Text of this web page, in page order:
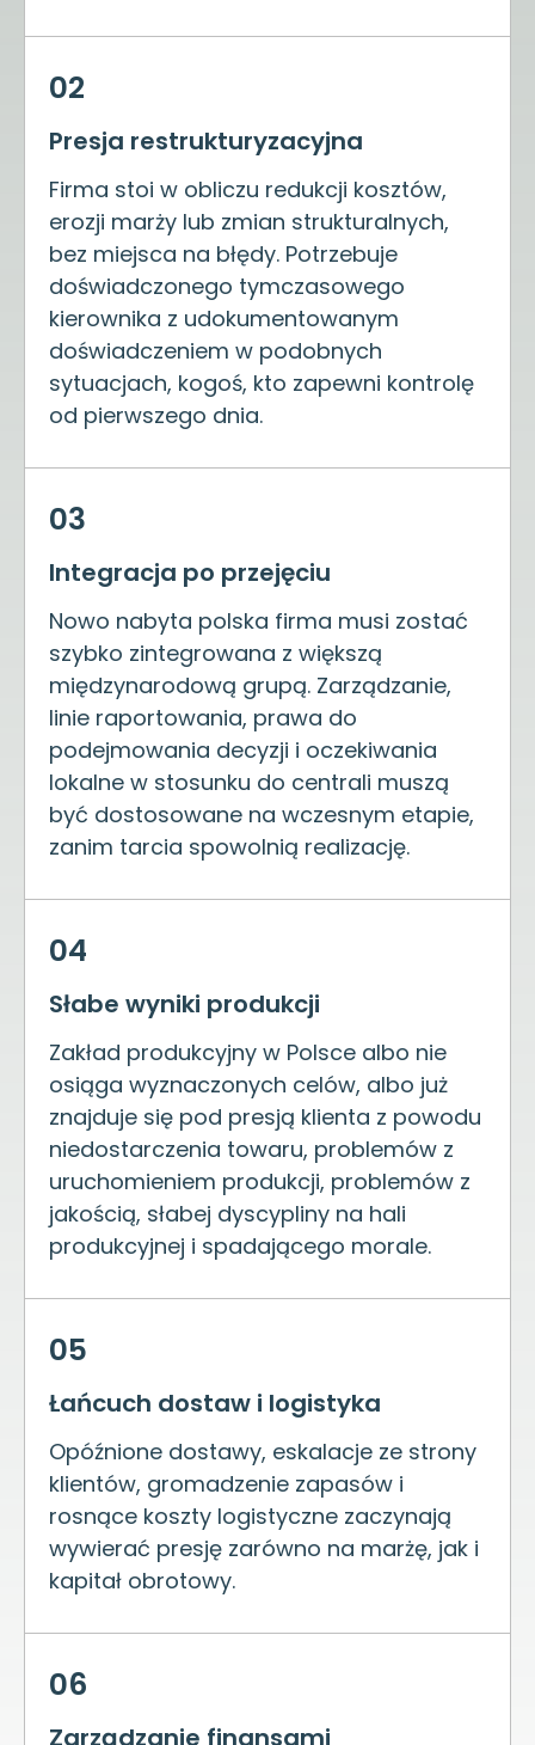
02
Presja restrukturyzacyjna
Firma stoi w obliczu redukcji kosztów,
erozji marży lub zmian strukturalnych,
bez miejsca na błędy. Potrzebuje
doświadczonego tymczasowego
kierownika z udokumentowanym
doświadczeniem w podobnych
sytuacjach, kogoś, kto zapewni kontrolę
od pierwszego dnia.
03
Integracja po przejęciu
Nowo nabyta polska firma musi zostać
szybko zintegrowana z większą
międzynarodową grupą. Zarządzanie,
linie raportowania, prawa do
podejmowania decyzji i oczekiwania
lokalne w stosunku do centrali muszą
być dostosowane na wczesnym etapie,
zanim tarcia spowolnią realizację.
04
Słabe wyniki produkcji
Zakład produkcyjny w Polsce albo nie
osiąga wyznaczonych celów, albo już
znajduje się pod presją klienta z powodu
niedostarczenia towaru, problemów z
uruchomieniem produkcji, problemów z
jakością, słabej dyscypliny na hali
produkcyjnej i spadającego morale.
05
Łańcuch dostaw i logistyka
Opóźnione dostawy, eskalacje ze strony
klientów, gromadzenie zapasów i
rosnące koszty logistyczne zaczynają
wywierać presję zarówno na marżę, jak i
kapitał obrotowy.
06
Zarządzanie finansami